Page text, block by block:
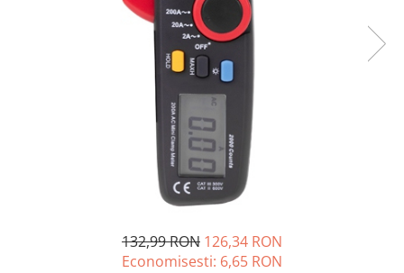
Acumulatori de stocare
Componente sisteme de balcon
132,99 RON 126,34 RON
Economisesti: 6,65 RON